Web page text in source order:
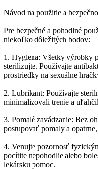
Návod na použitie a
Pre bezpečné a pohodlné
niekoľko dôležitých bodov:
1. Hygiena: Všetky výrobky
sterilizujte. Používajte
prostriedky na sexuálne
2. Lubrikant: Používajte
minimalizovali trenie a
3. Pomalé zavádzanie: Bez
postupovať pomaly a
4. Venujte pozornosť
pocítite nepohodlie alebo
lekársku pomoc.